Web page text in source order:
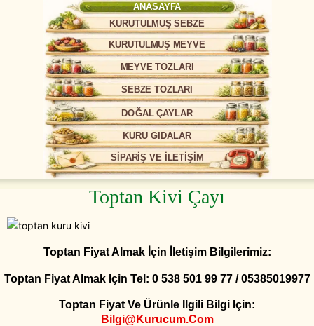
ANASAYFA
KURUTULMUŞ SEBZE
KURUTULMUŞ MEYVE
MEYVE TOZLARI
SEBZE TOZLARI
DOĞAL ÇAYLAR
KURU GIDALAR
SİPARİŞ VE İLETİŞİM
Toptan Kivi Çayı
Toptan Fiyat Almak İçin İletişim Bilgilerimiz:
Toptan Fiyat Almak Için Tel: 0 538 501 99 77 / 05385019977
Toptan Fiyat Ve Ürünle Ilgili Bilgi Için:
Bilgi@kurucum.com